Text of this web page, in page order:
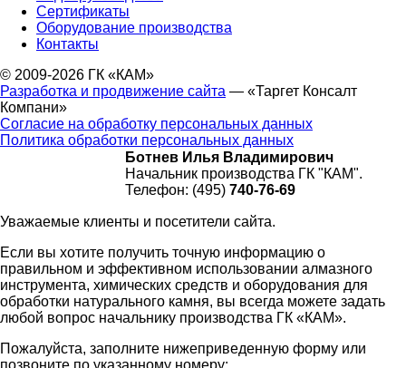
Сертификаты
Оборудование производства
Контакты
© 2009-2026 ГК «КАМ»
Разработка и продвижение сайта — «Таргет Консалт
Компани»
Согласие на обработку персональных данных
Политика обработки персональных данных
Ботнев Илья Владимирович
Начальник производства ГК "КАМ".
Телефон: (495) 740-76-69
Уважаемые клиенты и посетители сайта.
Если вы хотите получить точную информацию о
правильном и эффективном использовании алмазного
инструмента, химических средств и оборудования для
обработки натурального камня, вы всегда можете задать
любой вопрос начальнику производства ГК «КАМ».
Пожалуйста, заполните нижеприведенную форму или